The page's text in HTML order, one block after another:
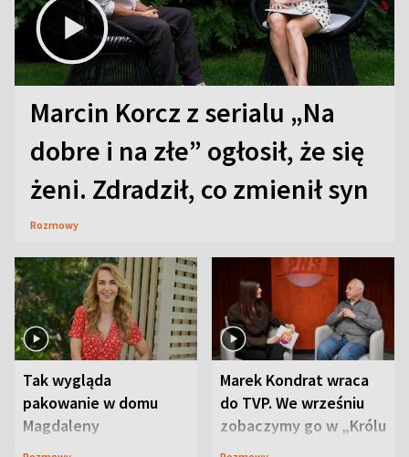
Marcin Korcz z serialu „Na
dobre i na złe” ogłosił, że się
żeni. Zdradził, co zmienił syn
Rozmowy
Tak wygląda
pakowanie w domu
Magdaleny
Waligórskiej-Lisieckiej.
Marek Kondrat wraca
do TVP. We wrześniu
zobaczymy go w „Królu
Maciusiu I”